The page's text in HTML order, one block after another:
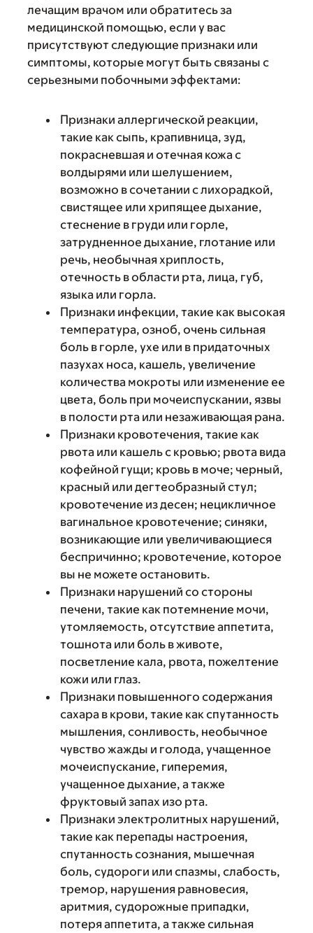
лечащим врачом или обратитесь за
медицинской помощью, если у вас
присутствуют следующие признаки или
симптомы, которые могут быть связаны с
серьезными побочными эффектами:
Признаки аллергической реакции,
такие как сыпь, крапивница, зуд,
покрасневшая и отечная кожа с
волдырями или шелушением,
возможно в сочетании с лихорадкой,
свистящее или хрипящее дыхание,
стеснение в груди или горле,
затрудненное дыхание, глотание или
речь, необычная хриплость,
отечность в области рта, лица, губ,
языка или горла.
Признаки инфекции, такие как высокая
температура, озноб, очень сильная
боль в горле, ухе или в придаточных
пазухах носа, кашель, увеличение
количества мокроты или изменение ее
цвета, боль при мочеиспускании, язвы
в полости рта или незаживающая рана.
Признаки кровотечения, такие как
рвота или кашель с кровью; рвота вида
кофейной гущи; кровь в моче; черный,
красный или дегтеобразный стул;
кровотечение из десен; нецикличное
вагинальное кровотечение; синяки,
возникающие или увеличивающиеся
беспричинно; кровотечение, которое
вы не можете остановить.
Признаки нарушений со стороны
печени, такие как потемнение мочи,
утомляемость, отсутствие аппетита,
тошнота или боль в животе,
посветление кала, рвота, пожелтение
кожи или глаз.
Признаки повышенного содержания
сахара в крови, такие как спутанность
мышления, сонливость, необычное
чувство жажды и голода, учащенное
мочеиспускание, гиперемия,
учащенное дыхание, а также
фруктовый запах изо рта.
Признаки электролитных нарушений,
такие как перепады настроения,
спутанность сознания, мышечная
боль, судороги или спазмы, слабость,
тремор, нарушения равновесия,
аритмия, судорожные припадки,
потеря аппетита, а также сильная